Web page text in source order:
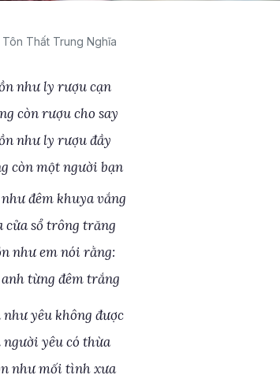
Thất Trung Nghĩa
như ly rượu cạn
còn rượu cho say
như ly rượu đầy
còn một người bạn
đêm khuya vắng
cửa sổ trông trăng
như em nói rằng:
từng đêm trắng
như yêu không được
người yêu có thừa
như mối tình xưa